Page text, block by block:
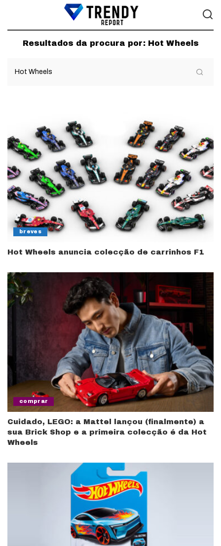
Resultados da procura por: Hot Wheels
breves
Hot Wheels anuncia colecção de carrinhos F1
comprar
Cuidado, LEGO: a Mattel lançou (finalmente) a
sua Brick Shop e a primeira colecção é da Hot
Wheels